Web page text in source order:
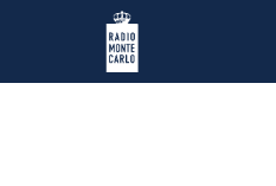
Radio Monte Carlo